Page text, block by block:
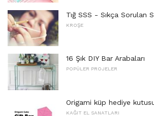
Tığ SSS - Sıkça Sorulan
KROŞE
16 Şık DIY Bar Arabaları
POPÜLER PROJELER
Origami küp hediye
KAĞIT EL SANATLARI